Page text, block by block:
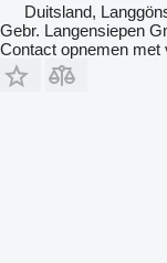
Duitsland,
Gebr. Langensiepen
Contact opnemen met